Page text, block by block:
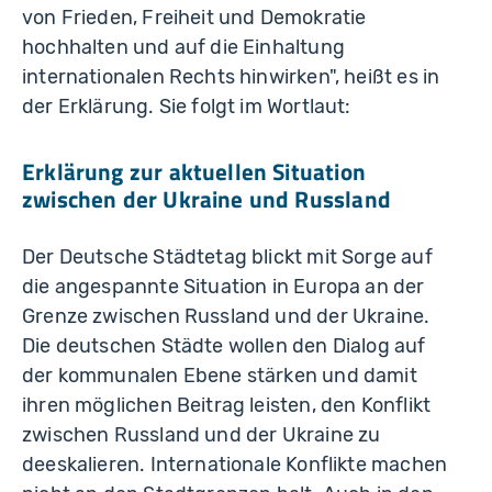
von Frieden, Freiheit und Demokratie
hochhalten und auf die Einhaltung
internationalen Rechts hinwirken", heißt es in
der Erklärung. Sie folgt im Wortlaut:
Erklärung zur aktuellen Situation
zwischen der Ukraine und Russland
Der Deutsche Städtetag blickt mit Sorge auf
die angespannte Situation in Europa an der
Grenze zwischen Russland und der Ukraine.
Die deutschen Städte wollen den Dialog auf
der kommunalen Ebene stärken und damit
ihren möglichen Beitrag leisten, den Konflikt
zwischen Russland und der Ukraine zu
deeskalieren. Internationale Konflikte machen